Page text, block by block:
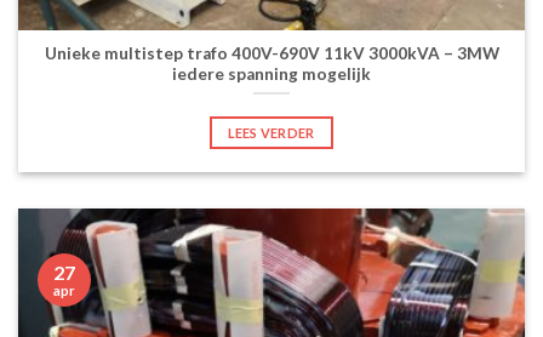
Unieke multistep trafo 400V-690V 11kV 3000kVA – 3MW
iedere spanning mogelijk
LEES VERDER
27
apr